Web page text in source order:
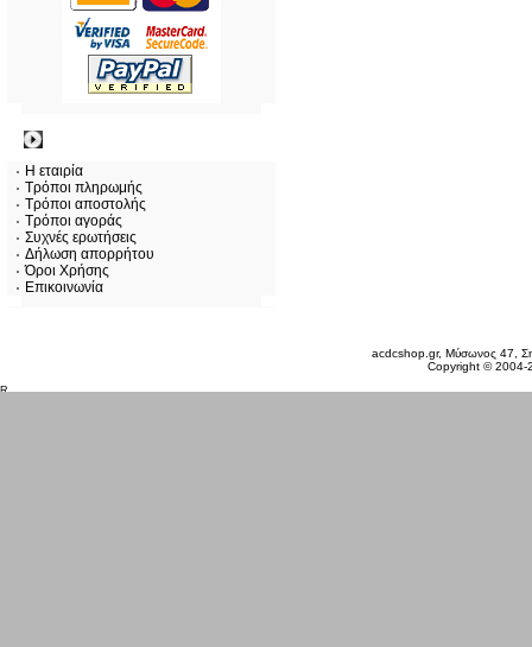
Η εταιρία
Τρόποι πληρωμής
Τρόποι αποστολής
Τρόποι αγοράς
Συχνές ερωτήσεις
Δήλωση απορρήτου
Όροι Χρήσης
Επικοινωνία
acdcshop.gr, Μύσωνος 47,
Copyright ©